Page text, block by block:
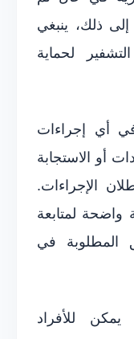
ذلك، ينبغي
لحماية
في أي إجراءات
أو الاستجابة
الإجراءات.
لمتابعة
المطلوبة في
يمكن للأفراد